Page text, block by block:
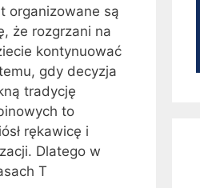
organizowane są
że rozgrzani na
kontynuować
gdy decyzja
tradycję
to
rękawicę i
Dlatego w
T